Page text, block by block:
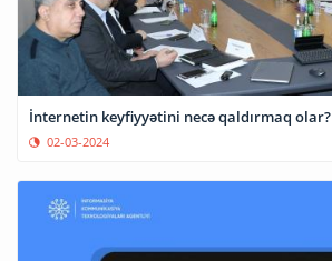
İnternetin keyfiyyətini necə qaldırmaq olar?
02-03-2024